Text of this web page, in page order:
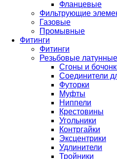
Фланцевые
Фильтрующие
Газовые
Промывные
Фитинги
Фитинги
Резьбовые латунные
Сгоны и
Соединители
Футорки
Муфты
Ниппели
Крестовины
Угольники
Контргайки
Эксцентрики
Удлинители
Тройники